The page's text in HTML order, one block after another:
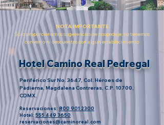
NOTA IMPORTANTE
Sólo proporcionamos sugerencias de hospedaje, no tenemos
convenio ni descuentos con algún establecimiento.
Hotel Camino Real Pedregal
Periférico Sur No. 3647, Col. Héroes de
Padierna, Magdalena Contreras, C.P. 10700,
CDMX.
Reservaciones: 800 901 2300
Hotel: 555 449 3650
reservaciones@caminoreal.com